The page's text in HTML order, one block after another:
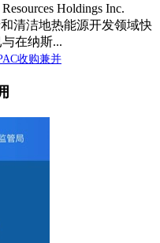
Holdings Inc.
清洁地热能源开发领域快
在纳斯...
收购兼并